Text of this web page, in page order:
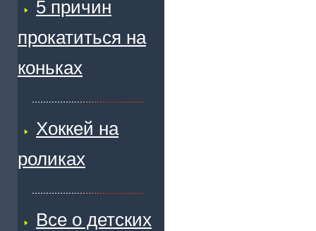
5 причин
прокатиться на
коньках
Хоккей на
роликах
Все о детских